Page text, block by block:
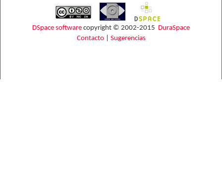
DSpace software copyright © 2002-2015 DuraSpace
Contacto| Sugerencias